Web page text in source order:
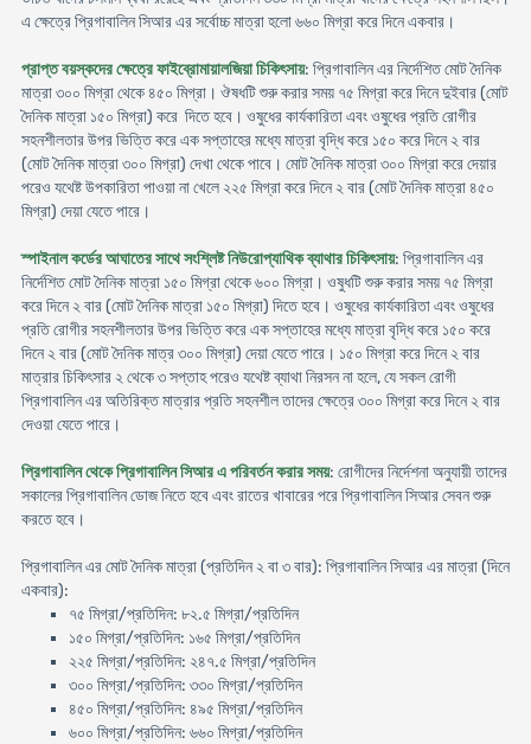
এ ক্ষেত্রে প্রিগাবালিন সিআর এর সর্বোচ্চ মাত্রা হলো ৬৬০ মিগ্রা করে দিনে একবার।
প্রাপ্ত বয়স্কদের ক্ষেত্রে ফাইব্রোমায়ালজিয়া চিকিৎসায়: প্রিগাবালিন এর নির্দেশিত মোট দৈনিক
মাত্রা ৩০০ মিগ্রা থেকে ৪৫০ মিগ্রা। ঔষধটি শুরু করার সময় ৭৫ মিগ্রা করে দিনে দুইবার (মোট
দৈনিক মাত্রা ১৫০ মিগ্রা) করে দিতে হবে। ওষুধের কার্যকারিতা এবং ওষুধের প্রতি রোগীর
সহনশীলতার উপর ভিত্তি করে এক সপ্তাহের মধ্যে মাত্রা বৃদ্ধি করে ১৫০ করে দিনে ২ বার
(মোট দৈনিক মাত্রা ৩০০ মিগ্রা) দেখা থেকে পাবে। মোট দৈনিক মাত্রা ৩০০ মিগ্রা করে দেয়ার
পরেও যথেষ্ট উপকারিতা পাওয়া না খেলে ২২৫ মিগ্রা করে দিনে ২ বার (মোট দৈনিক মাত্রা ৪৫০
মিগ্রা) দেয়া যেতে পারে।
স্পাইনাল কর্ডের আঘাতের সাথে সংশ্লিষ্ট নিউরোপ্যাথিক ব্যাথার চিকিৎসায়: প্রিগাবালিন এর
নির্দেশিত মোট দৈনিক মাত্রা ১৫০ মিগ্রা থেকে ৬০০ মিগ্রা। ওষুধটি শুরু করার সময় ৭৫ মিগ্রা
করে দিনে ২ বার (মোট দৈনিক মাত্রা ১৫০ মিগ্রা) দিতে হবে। ওষুধের কার্যকারিতা এবং ওষুধের
প্রতি রোগীর সহনশীলতার উপর ভিত্তি করে এক সপ্তাহের মধ্যে মাত্রা বৃদ্ধি করে ১৫০ করে
দিনে ২ বার (মোট দৈনিক মাত্র ৩০০ মিগ্রা) দেয়া যেতে পারে। ১৫০ মিগ্রা করে দিনে ২ বার
মাত্রার চিকিৎসার ২ থেকে ৩ সপ্তাহ পরেও যথেষ্ট ব্যাথা নিরসন না হলে, যে সকল রোগী
প্রিগাবালিন এর অতিরিক্ত মাত্রার প্রতি সহনশীল তাদের ক্ষেত্রে ৩০০ মিগ্রা করে দিনে ২ বার
দেওয়া যেতে পারে।
প্রিগাবালিন থেকে প্রিগাবালিন সিআর এ পরিবর্তন করার সময়: রোগীদের নির্দেশনা অনুযায়ী তাদের
সকালের প্রিগাবালিন ডোজ নিতে হবে এবং রাতের খাবারের পরে প্রিগাবালিন সিআর সেবন শুরু
করতে হবে।
প্রিগাবালিন এর মোট দৈনিক মাত্রা (প্রতিদিন ২ বা ৩ বার): প্রিগাবালিন সিআর এর মাত্রা (দিনে
একবার):
৭৫ মিগ্রা/প্রতিদিন: ৮২.৫ মিগ্রা/প্রতিদিন
১৫০ মিগ্রা/প্রতিদিন: ১৬৫ মিগ্রা/প্রতিদিন
২২৫ মিগ্রা/প্রতিদিন: ২৪৭.৫ মিগ্রা/প্রতিদিন
৩০০ মিগ্রা/প্রতিদিন: ৩৩০ মিগ্রা/প্রতিদিন
৪৫০ মিগ্রা/প্রতিদিন: ৪৯৫ মিগ্রা/প্রতিদিন
৬০০ মিগ্রা/প্রতিদিন: ৬৬০ মিগ্রা/প্রতিদিন